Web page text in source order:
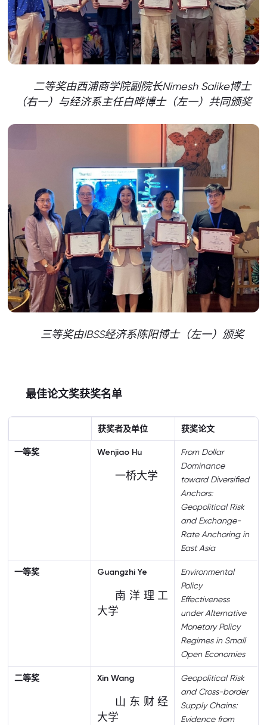
二等奖由西浦商学院副院长Nimesh Salike博士
（右一）与经济系主任白晔博士（左一）共同颁奖
三等奖由IBSS经济系陈阳博士（左一）颁奖
最佳论文奖获奖名单
获奖者及单位 获奖论文
一等奖 Wenjiao Hu
一桥大学
From Dollar
Dominance
toward Diversified
Anchors:
Geopolitical Risk
and Exchange-
Rate Anchoring in
East Asia
一等奖 Guangzhi Ye
南洋理工
大学
Environmental
Policy
Effectiveness
under Alternative
Monetary Policy
Regimes in Small
Open Economies
二等奖 Xin Wang
山东财经
大学
Geopolitical Risk
and Cross-border
Supply Chains:
Evidence from